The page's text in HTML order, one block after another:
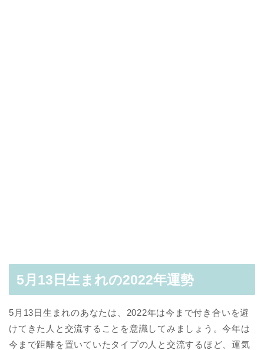
5月13日生まれの2022年運勢
5月13日生まれのあなたは、2022年は今まで付き合いを避
けてきた人と交流することを意識してみましょう。今年は
今まで距離を置いていたタイプの人と交流するほど、運気